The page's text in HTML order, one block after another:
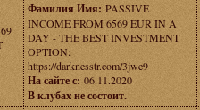
Фамилия Имя: PASSIVE
INCOME FROM 6569 EUR IN A
DAY - THE BEST INVESTMENT
OPTION:
https://darknesstr.com/3jwe9
На сайте с: 06.11.2020
В клубах не состоит.